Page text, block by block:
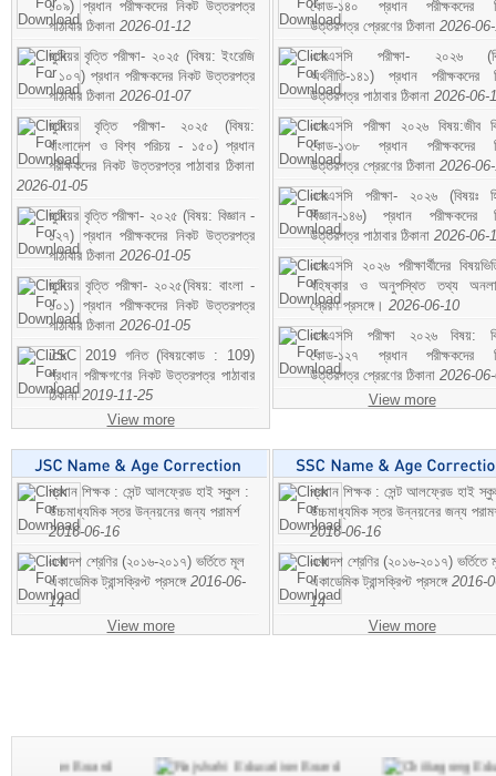
১০৯) প্রধান পরীক্ষকদের নিকট উত্তরপত্র
পাঠাবার ঠিকানা 2026-01-12
জুনিয়র বৃত্তি পরীক্ষা- ২০২৫ (বিষয়: ইংরেজি
- ১০৭) প্রধান পরীক্ষকদের নিকট উত্তরপত্র
পাঠাবার ঠিকানা 2026-01-07
জুনিয়র বৃত্তি পরীক্ষা- ২০২৫ (বিষয়:
বাংলাদেশ ও বিশ্ব পরিচয় - ১৫০) প্রধান
পরীক্ষকদের নিকট উত্তরপত্র পাঠাবার ঠিকানা
2026-01-05
জুনিয়র বৃত্তি পরীক্ষা- ২০২৫ (বিষয়: বিজ্ঞান -
১২৭) প্রধান পরীক্ষকদের নিকট উত্তরপত্র
পাঠাবার ঠিকানা 2026-01-05
জুনিয়র বৃত্তি পরীক্ষা- ২০২৫(বিষয়: বাংলা -
১০১) প্রধান পরীক্ষকদের নিকট উত্তরপত্র
পাঠাবার ঠিকানা 2026-01-05
JSC 2019 গনিত (বিষয়কোড : 109)
প্রধান পরীক্ষগণের নিকট উত্তরপত্র পাঠাবার
ঠিকানা2019-11-25
View more
কোড-১৪০ প্রধান পরীক্ষকদের
উত্তরপত্র প্রেরণের ঠিকানা 2026-
এসএসসি পরীক্ষা- ২০২৬
অর্থনীতি-১৪১) প্রধান পরীক্ষকদের
উত্তরপত্র পাঠাবার ঠিকানা 2026-06-
এসএসসি পরীক্ষা ২০২৬ বিষয়:জীব
কোড-১৩৮ প্রধান পরীক্ষকদের
উত্তরপত্র প্রেরণের ঠিকানা 2026-
এসএসসি পরীক্ষা- ২০২৬ (বিষয়ঃ
বিজ্ঞান-১৪৬) প্রধান পরীক্ষকদের
উত্তরপত্র পাঠাবার ঠিকানা 2026-06-
এসএসসি ২০২৬ পরীক্ষার্থীদের
বহিষ্কার ও অনুপস্থিত তথ্য
প্রেরণ প্রসঙ্গে। 2026-06-10
এসএসসি পরীক্ষা ২০২৬ বিষয়:
কোড-১২৭ প্রধান পরীক্ষকদের
উত্তরপত্র প্রেরণের ঠিকানা 2026-
View more
প্রধান শিক্ষক : সেন্ট আলফ্রেড হাই স্কুল :
উচ্চমাধ্যমিক স্তর উন্নয়নের জন্য পরামর্শ
2016-06-16
একাদশ শ্রেণির (২০১৬-২০১৭) ভর্তিতে মূল
একাডেমিক ট্রান্সক্রিপ্ট প্রসঙ্গে 2016-06-
14
View more
প্রধান শিক্ষক : সেন্ট আলফ্রেড হাই
উচ্চমাধ্যমিক স্তর উন্নয়নের জন্য
2016-06-16
একাদশ শ্রেণির (২০১৬-২০১৭) ভর্তিতে
একাডেমিক ট্রান্সক্রিপ্ট প্রসঙ্গে 2016-
14
View more